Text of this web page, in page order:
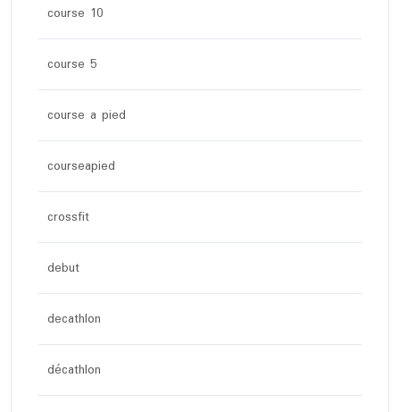
course 10
course 5
course a pied
courseapied
crossfit
debut
decathlon
décathlon